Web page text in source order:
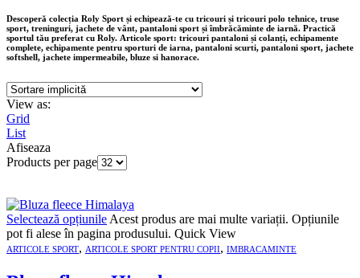
Descoperă colecția Roly Sport și echipează-te cu tricouri și tricouri polo tehnice, truse
sport, treninguri, jachete de vânt, pantaloni sport și îmbrăcăminte de iarnă. Practică
sportul tău preferat cu Roly. Articole sport: tricouri pantaloni și colanți, echipamente
complete, echipamente pentru sporturi de iarna, pantaloni scurti, pantaloni sport, jachete
softshell, jachete impermeabile, bluze si hanorace.
View as:
Grid
List
Afiseaza
Products per page
Selectează opțiunile Acest produs are mai multe variații. Opțiunile
pot fi alese în pagina produsului. Quick View
ARTICOLE SPORT, ARTICOLE SPORT PENTRU COPII, IMBRACAMINTE